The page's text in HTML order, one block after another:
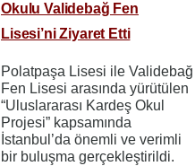
Okulu Validebağ Fen
Lisesi’ni Ziyaret Etti
Polatpaşa Lisesi ile Validebağ
Fen Lisesi arasında yürütülen
“Uluslararası Kardeş Okul
Projesi” kapsamında
İstanbul’da önemli ve verimli
bir buluşma gerçekleştirildi.